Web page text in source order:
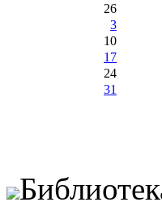
26
3
10
17
24
31